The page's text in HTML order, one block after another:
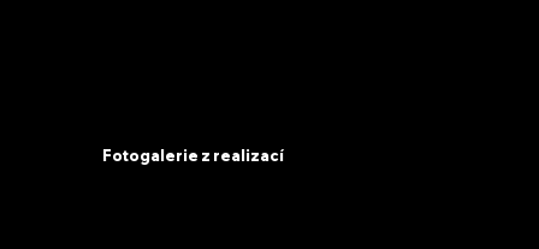
Fotogalerie z realizací